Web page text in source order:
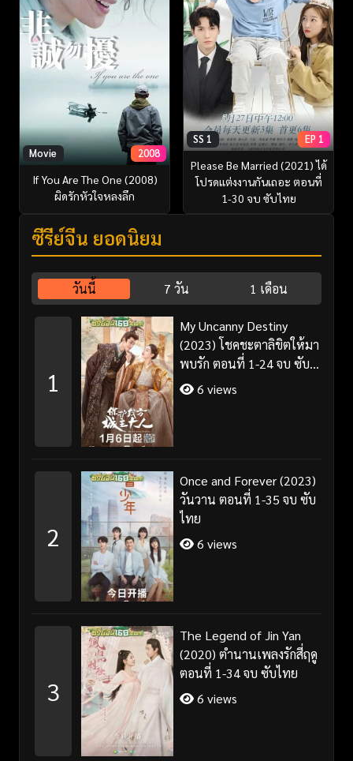
Movie 2008
If You Are The One (2008)
ผิดรักหัวใจหลงลึก
SS 1 EP 1
Please Be Married (2021) ได้
โปรดแต่งงานกันเถอะ ตอนที่
1-30 จบ ซับไทย
ซีรี่ย์จีน ยอดนิยม
วันนี้ 7 วัน 1 เดือน
1
My Uncanny Destiny
(2023) โชคชะตาลิขิตให้มา
พบรัก ตอนที่ 1-24 จบ ซับ
ไทย/พากย์ไทย
6 views
2
Once and Forever (2023)
วันวาน ตอนที่ 1-35 จบ ซับ
ไทย
6 views
3
The Legend of Jin Yan
(2020) ตำนานเพลงรักสี่ฤดู
ตอนที่ 1-34 จบ ซับไทย
6 views